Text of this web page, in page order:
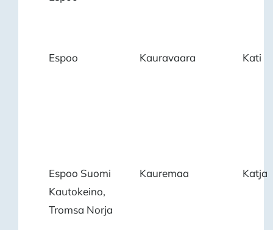
Espoo Kauravaara Kati
Espoo Suomi
Kautokeino,
Tromsa Norja
Kauremaa Katja